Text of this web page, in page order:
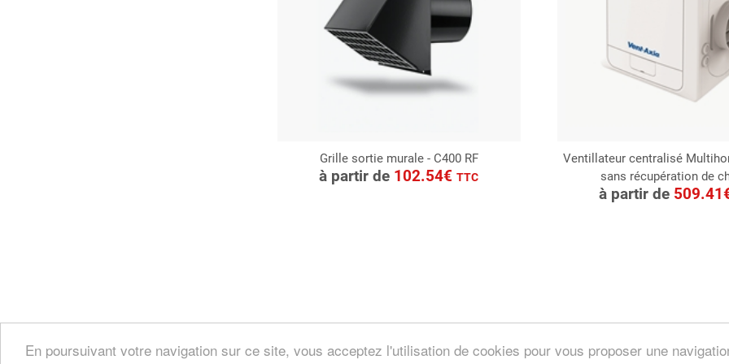
En poursuivant votre navigation sur ce site, vous acceptez l'utilisation de cookies pour vous proposer une
Grille sortie murale - C400 RF
à partir de 102.54€TTC
CONSULTER
Demande de devis
Ventillateur centralisé
sans récupération de
à partir de
CONSULTER
Demande de devis
Copyright© 2026 CHAURACI bySoft13.